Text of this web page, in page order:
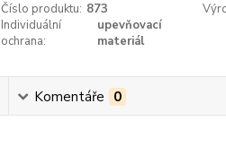
Číslo produktu: 873
Individuální
ochrana:
upevňovací
materiál
Komentáře 0